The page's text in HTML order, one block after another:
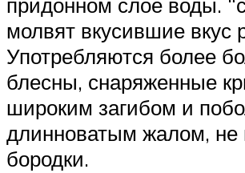
молвят вкусившие вкус
Употребляются более
блесны, снаряженные
широким загибом и
длинноватым жалом,
бородки.